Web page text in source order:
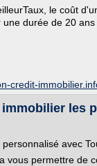
le coût
durée de 20
credit-
les
avec
vous permettre de